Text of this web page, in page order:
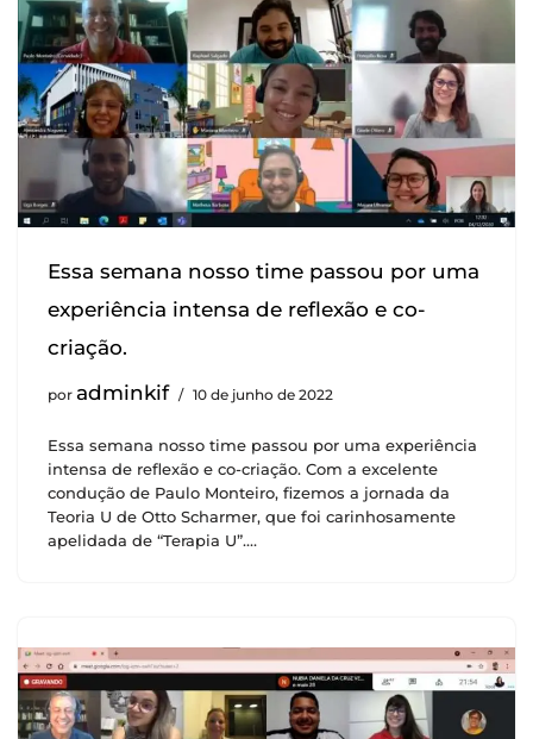
Essa semana nosso time passou por uma
experiência intensa de reflexão e co-
criação.
por adminkif 10 de junho de 2022
Essa semana nosso time passou por uma experiência
intensa de reflexão e co-criação. Com a excelente
condução de Paulo Monteiro, fizemos a jornada da
Teoria U de Otto Scharmer, que foi carinhosamente
apelidada de “Terapia U”.…